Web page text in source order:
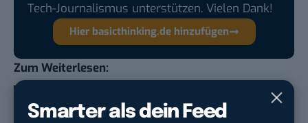
Smarter als dein Feed
Tech-Journalismus unterstützen. Vielen Dank!
Hier basicthinking.de hinzufügen
Zum Weiterlesen:
meiste Zeit im Stau